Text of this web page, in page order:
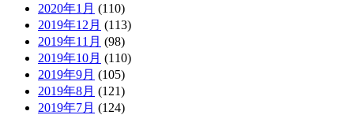
2020年1月 (110)
2019年12月 (113)
2019年11月 (98)
2019年10月 (110)
2019年9月 (105)
2019年8月 (121)
2019年7月 (124)